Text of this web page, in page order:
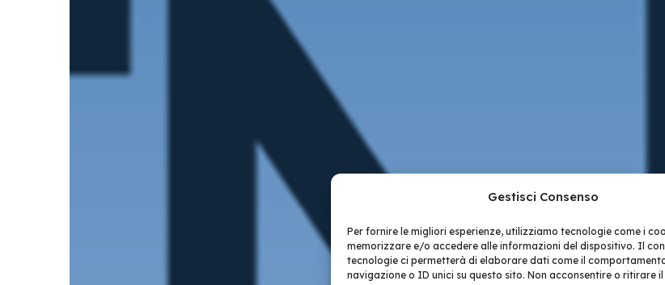
Gestisci Consenso
Per fornire le migliori esperienze, utilizziamo tecnologie come i
memorizzare e/o accedere alle informazioni del dispositivo. Il
tecnologie ci permetterà di elaborare dati come il
navigazione o ID unici su questo sito. Non acconsentire o ritirare il